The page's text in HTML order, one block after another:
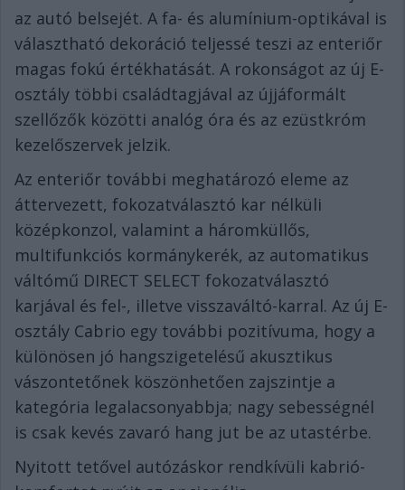
az autó belsejét. A fa- és alumínium-optikával is
választható dekoráció teljessé teszi az enteriőr
magas fokú értékhatását. A rokonságot az új E-
osztály többi családtagjával az újjáformált
szellőzők közötti analóg óra és az ezüstkróm
kezelőszervek jelzik.
Az enteriőr további meghatározó eleme az
áttervezett, fokozatválasztó kar nélküli
középkonzol, valamint a háromküllős,
multifunkciós kormánykerék, az automatikus
váltómű DIRECT SELECT fokozatválasztó
karjával és fel-, illetve visszaváltó-karral. Az új E-
osztály Cabrio egy további pozitívuma, hogy a
különösen jó hangszigetelésű akusztikus
vászontetőnek köszönhetően zajszintje a
kategória legalacsonyabbja; nagy sebességnél
is csak kevés zavaró hang jut be az utastérbe.
Nyitott tetővel autózáskor rendkívüli kabrió-